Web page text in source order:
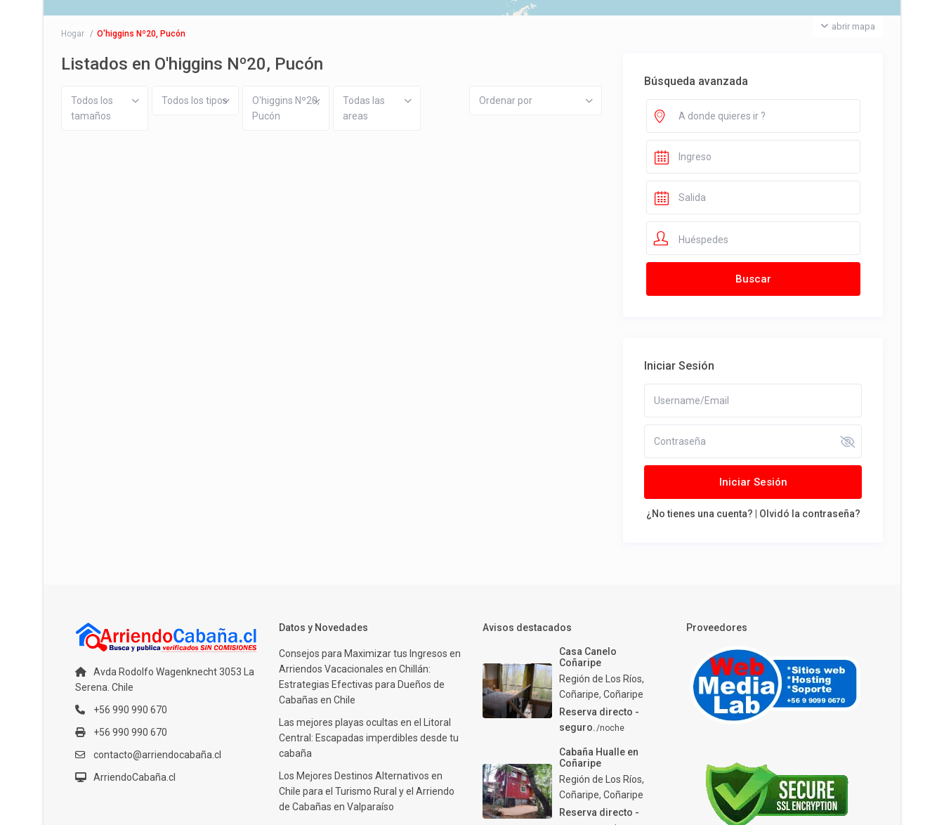
abrir mapa
Hogar O'higgins Nº20, Pucón
Listados en O'higgins Nº20, Pucón
Todos los
tamaños
Todos los tipos
O'higgins Nº20,
Pucón
Todas las
areas
Ordenar por
Búsqueda avanzada
Huéspedes
Iniciar Sesión
Iniciar Sesión
¿No tienes una cuenta? Olvidó la contraseña?
Avda Rodolfo Wagenknecht 3053 La
Serena. Chile
+56 990 990 670
+56 990 990 670
contacto@arriendocabaña.cl
ArriendoCabaña.cl
Datos y Novedades
Consejos para Maximizar tus Ingresos en
Arriendos Vacacionales en Chillán:
Estrategias Efectivas para Dueños de
Cabañas en Chile
Las mejores playas ocultas en el Litoral
Central: Escapadas imperdibles desde tu
cabaña
Los Mejores Destinos Alternativos en
Chile para el Turismo Rural y el Arriendo
de Cabañas en Valparaíso
Avisos destacados
Casa Canelo
Coñaripe
Región de Los Ríos,
Coñaripe,Coñaripe
Reserva directo -
seguro./noche
Cabaña Hualle en
Coñaripe
Región de Los Ríos,
Coñaripe,Coñaripe
Reserva directo -
Proveedores